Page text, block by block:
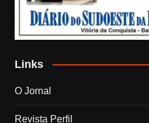
Links
O Jornal
Revista Perfil